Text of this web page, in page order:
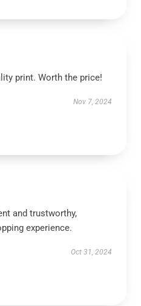
print. Worth the price!
Nov 7, 2024
and trustworthy,
experience.
Oct 31, 2024